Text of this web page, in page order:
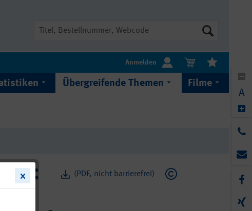
Anmelden
Übergreifende Themen Filme
(PDF, nicht barrierefrei)
A